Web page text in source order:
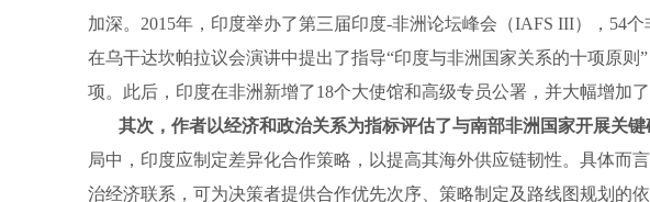
加深。 2015年，印度举办了第三届印度-非洲论坛峰会（IAFS III）， 54个
在乌干达坎帕拉议会演讲中提出了指导“印度与非洲国家关系的十项原则 ”
项。此后，印度在非洲新增了18个大使馆和高级专员公署，并大幅增加了
其次，作者以经济和政治关系为指标评估了与南部非洲国家开展关键
局中，印度应制定差异化合作策略，以提高其海外供应链韧性。具体而
治经济联系，可为决策者提供合作优先次序、策略制定及路线图规划的